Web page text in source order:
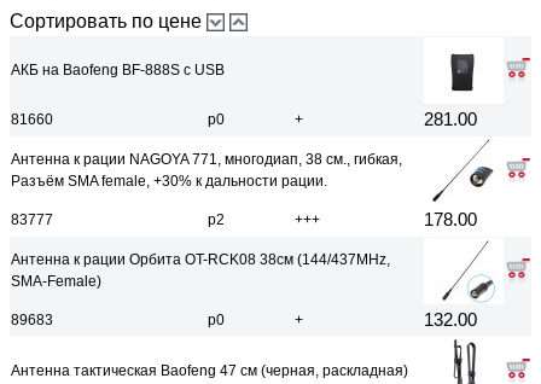
Сортировать по цене
АКБ на Baofeng BF-888S с USB
81660 р0 + 281.00
Антенна к рации NAGOYA 771, многодиап, 38 см., гибкая,
Разъём SMA female, +30% к дальности рации.
83777 р2 +++ 178.00
Антенна к рации Орбита OT-RCK08 38см (144/437MHz,
SMA-Female)
89683 р0 + 132.00
Антенна тактическая Baofeng 47 см (черная, раскладная)